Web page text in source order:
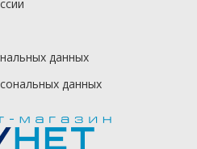
данных
данных